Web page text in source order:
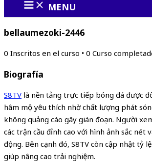
MENU
bellaumezoki-2446
0 Inscritos en el curso • 0 Curso
Biografía
S8TV là nền tảng trực tiếp bóng đá được
hâm mộ yêu thích nhờ chất lượng phát
không quảng cáo gây gián đoạn. Người
các trận cầu đỉnh cao với hình ảnh sắc nét
động. Bên cạnh đó, S8TV còn cập nhật tỷ
giúp nâng cao trải nghiệm.